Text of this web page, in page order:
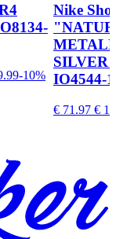
-10%
Nike
IO4544-
€ 71.97 €